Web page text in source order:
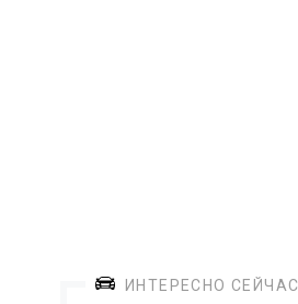
ИНТЕРЕСНО СЕЙЧАС